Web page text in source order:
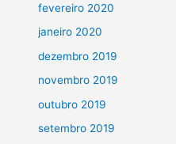
fevereiro 2020
janeiro 2020
dezembro 2019
novembro 2019
outubro 2019
setembro 2019